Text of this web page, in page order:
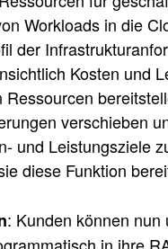
Workloads in die
der
Kosten und
verschieben
und Leistungsziele
diese Funktion
: Kunden können